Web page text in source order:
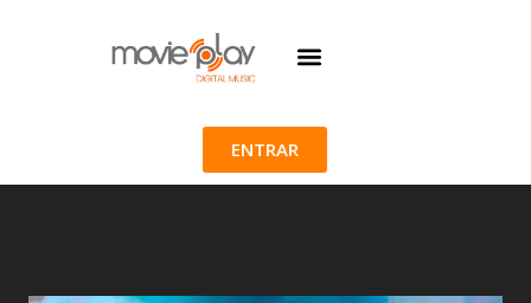
ENTRAR